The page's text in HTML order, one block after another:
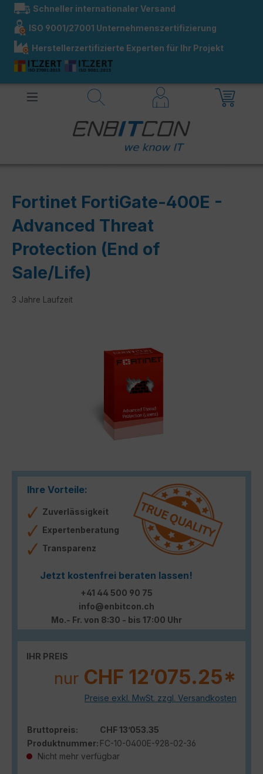
springen
Schneller internationaler Versand
ISO 9001/27001 Unternehmenszertifizierung
Herstellerzertifizierte Experten für Ihr Projekt
Fortinet FortiGate-400E -
Advanced Threat
Protection (End of
Sale/Life)
3 Jahre Laufzeit
Ihre Vorteile:
Zuverlässigkeit
Expertenberatung
Transparenz
Jetzt kostenfrei beraten lassen!
+41 44 500 90 75
info@enbitcon.ch
Mo.- Fr. von 8:30 - bis 17:00 Uhr
IHR PREIS
nur CHF 12’075.25*
Preise exkl. MwSt. zzgl. Versandkosten
Bruttopreis:
CHF 13’053.35
Produktnummer: FC-10-0400E-928-02-36
Nicht mehr verfügbar